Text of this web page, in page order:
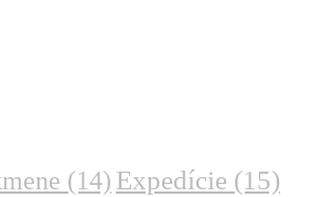
(14) Expedície (15)